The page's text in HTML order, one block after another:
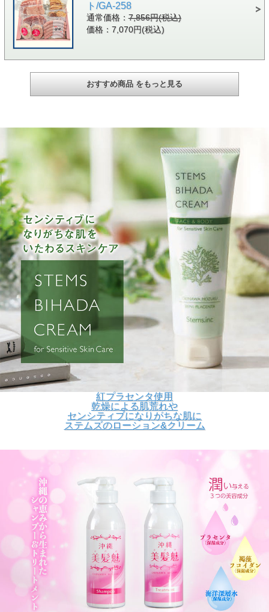
ト/GA-258
通常価格：7,856円(税込)
価格：7,070円(税込)
おすすめ商品 をもっと見る
紅プラセンタ使用
乾燥による肌荒れや
センシティブになりがちな肌に
ステムズのローション&クリーム